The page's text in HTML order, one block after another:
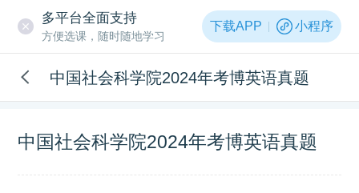
多平台全面支持
方便选课，随时随地学习
下载APP 小程序
中国社会科学院2024年考博英语真题
中国社会科学院2024年考博英语真题